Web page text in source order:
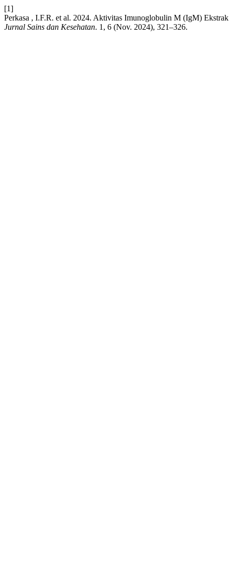
[1]
Perkasa , I.F.R. et al. 2024. Aktivitas Imunoglobulin M (IgM)
Jurnal Sains dan Kesehatan. 1, 6 (Nov. 2024), 321–326.